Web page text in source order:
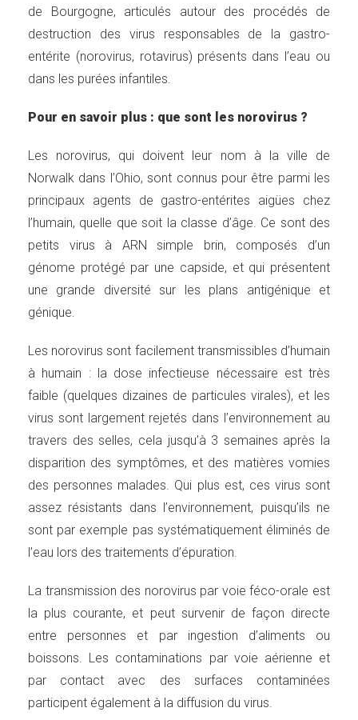
de Bourgogne, articulés autour des procédés de
destruction des virus responsables de la gastro-
entérite (norovirus, rotavirus) présents dans l’eau ou
dans les purées infantiles.
Pour en savoir plus : que sont les norovirus ?
Les norovirus, qui doivent leur nom à la ville de
Norwalk dans l’Ohio, sont connus pour être parmi les
principaux agents de gastro-entérites aigües chez
l’humain, quelle que soit la classe d’âge. Ce sont des
petits virus à ARN simple brin, composés d’un
génome protégé par une capside, et qui présentent
une grande diversité sur les plans antigénique et
génique.
Les norovirus sont facilement transmissibles d’humain
à humain : la dose infectieuse nécessaire est très
faible (quelques dizaines de particules virales), et les
virus sont largement rejetés dans l’environnement au
travers des selles, cela jusqu’à 3 semaines après la
disparition des symptômes, et des matières vomies
des personnes malades. Qui plus est, ces virus sont
assez résistants dans l’environnement, puisqu’ils ne
sont par exemple pas systématiquement éliminés de
l’eau lors des traitements d’épuration.
La transmission des norovirus par voie féco-orale est
la plus courante, et peut survenir de façon directe
entre personnes et par ingestion d’aliments ou
boissons. Les contaminations par voie aérienne et
par contact avec des surfaces contaminées
participent également à la diffusion du virus.